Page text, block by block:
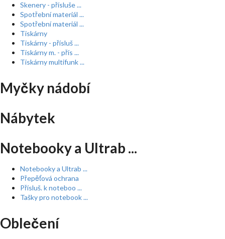
Skenery - přísluše ...
Spotřební materiál ...
Spotřební materiál ...
Tiskárny
Tiskárny - přísluš ...
Tiskárny m. - přís ...
Tiskárny multifunk ...
Myčky nádobí
Nábytek
Notebooky a Ultrab ...
Notebooky a Ultrab ...
Přepěťová ochrana
Přísluš. k noteboo ...
Tašky pro notebook ...
Oblečení